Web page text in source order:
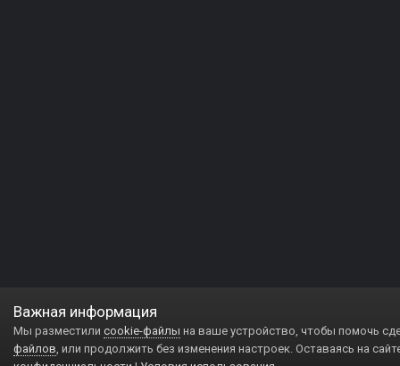
Важная информация
Мы разместили cookie-файлы на ваше устройство, чтобы помочь
файлов, или продолжить без изменения настроек. Оставаясь на